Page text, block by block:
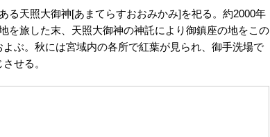
る天照大御神[あまてらすおおみかみ]を祀る。約2000年
を旅した末、天照大御神の神託により御鎮座の地をこの
ぶ。秋には宮域内の各所で紅葉が見られ、御手洗場で
せる。